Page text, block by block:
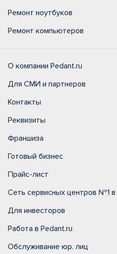
Ремонт ноутбуков
Ремонт компьютеров
О компании Pedant.ru
Для СМИ и партнеров
Контакты
Реквизиты
Франшиза
Готовый бизнес
Прайс-лист
Сеть сервисных центров №1 в
Для инвесторов
Работа в Pedant.ru
Обслуживание юр. лиц